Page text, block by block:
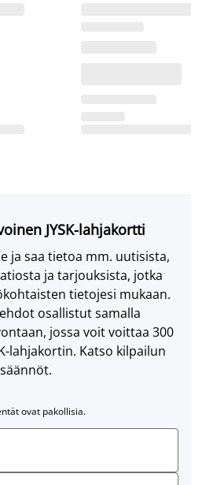
JYSK-lahjakortti
ja saa tietoa mm. uutisista,
ja tarjouksista, jotka
tietojesi mukaan.
osallistut samalla
jossa voit voittaa 300
lahjakortin. Katso kilpailun
säännöt.
ovat pakollisia.